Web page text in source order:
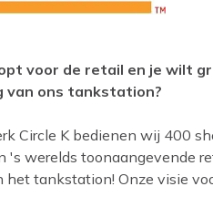
voor de retail en je wilt
van ons tankstation?
Circle K bedienen wij 400
's werelds toonaangevende
tankstation! Onze visie